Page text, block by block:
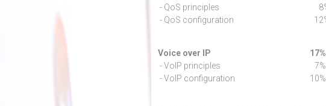
- QoS principles
- QoS configuration
Voice over IP
17%
- VoIP principles
7%
- VoIP configuration
10%